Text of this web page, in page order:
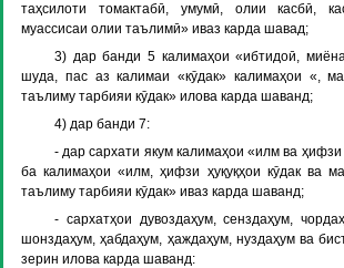
таҳсилоти томактабӣ, умумӣ, олии касбӣ,
муассисаи олии таълимӣ» иваз карда шавад;
3) дар банди 5 калимаҳои «ибтидоӣ,
шуда, пас аз калимаи «кӯдак» калимаҳои «,
таълиму тарбияи кӯдак» илова карда шаванд;
4) дар банди 7:
- дар сархати якум калимаҳои «илм ва ҳифзи
ба калимаҳои «илм, ҳифзи ҳуқуқҳои кӯдак ва
таълиму тарбияи кӯдак» иваз карда шаванд;
- сархатҳои дувоздаҳум, сенздаҳум,
шонздаҳум, ҳабдаҳум, ҳаждаҳум, нуздаҳум ва
зерин илова карда шаванд: